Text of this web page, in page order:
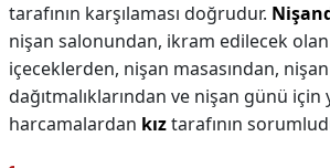
tarafının karşılaması doğrudur.
nişan salonundan, ikram edilecek
içeceklerden, nişan masasından, nişan
dağıtmalıklarından ve nişan günü için
harcamalardan kıztarafının